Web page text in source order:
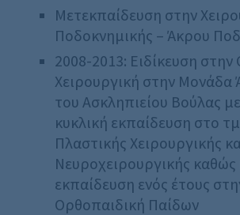
Μετεκπαίδευση στην
Ποδοκνημικής – Άκρου
2008-2013: Ειδίκευση
Χειρουργική στην Μονάδα
του Ασκληπιείου Βούλας
κυκλική εκπαίδευση στο
Πλαστικής Χειρουργικής
Νευροχειρουργικής καθώς
εκπαίδευση ενός έτους
Ορθοπαιδική Παίδων